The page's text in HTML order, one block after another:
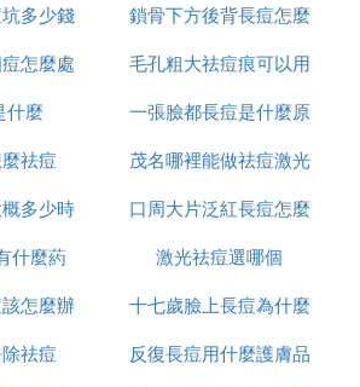
紹你用痘達邦的葯水塗塗，能很快
陣子長就是用這個好的，現在皮膚
有賣
多少錢
鎖骨下方後背長痘怎麼
消除
怎麼處
毛孔粗大祛痘痕可以用
什麼
什麼
一張臉都長痘是什麼原
因
祛痘
茂名哪裡能做祛痘激光
多少時
口周大片泛紅長痘怎麼
辦
什麼葯
激光祛痘選哪個
怎麼辦
十七歲臉上長痘為什麼
祛痘
反復長痘用什麼護膚品